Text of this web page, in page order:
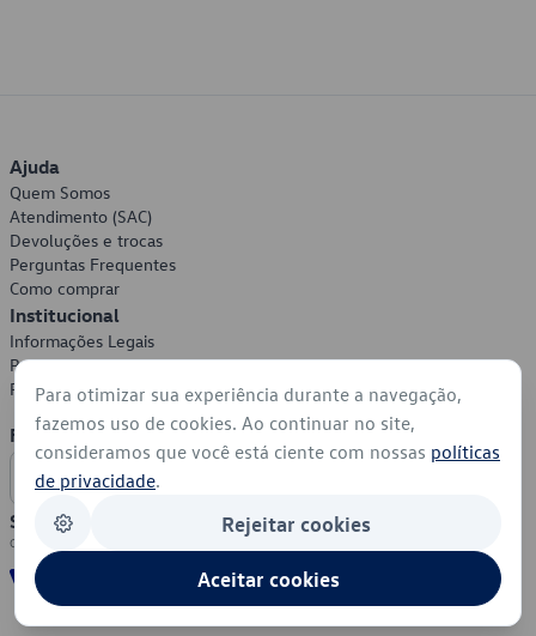
Ajuda
Quem Somos
Atendimento (SAC)
Devoluções e trocas
Perguntas Frequentes
Como comprar
Institucional
Informações Legais
Política de Privacidade
Política de Cookies
Formas de Pagamento
Segurança
Para otimizar sua experiência durante a navegação,
fazemos uso de cookies. Ao continuar no site,
consideramos que você está ciente com nossas políticas
de privacidade.
Rejeitar cookies
Aceitar cookies